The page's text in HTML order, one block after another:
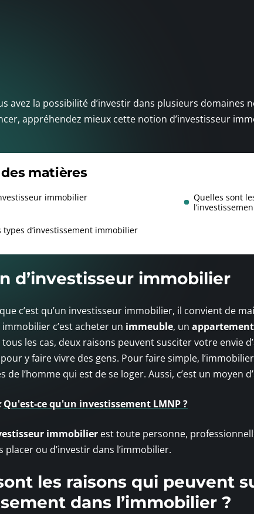
avez la possibilité d’investir dans plusieurs domaines
appréhendez mieux cette notion d’investisseur
matières
immobilier
Quelles sont
types d’investissement immobilier
d’investisseur immobilier
c’est qu’un investisseur immobilier, il convient de
c’est acheter un immeuble, un appartement
les cas, deux raisons peuvent susciter votre envie
pour y faire vivre des gens. Pour faire simple,
de l’homme qui est de se loger. Aussi, c’est un moyen
Qu'est-ce qu'un investissement LMNP ?
immobilier est toute personne,
placer ou d’investir dans l’immobilier.
les raisons qui peuvent
dans l’immobilier ?